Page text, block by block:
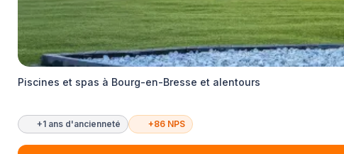
Piscines et spas à Bourg-en-Bresse et alentours
+1 ans d'ancienneté +86 NPS